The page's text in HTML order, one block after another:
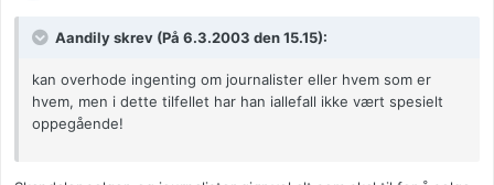
Aandily skrev (På 6.3.2003 den 15.15):
kan overhode ingenting om journalister eller hvem som er
hvem, men i dette tilfellet har han iallefall ikke vært spesielt
oppegående!